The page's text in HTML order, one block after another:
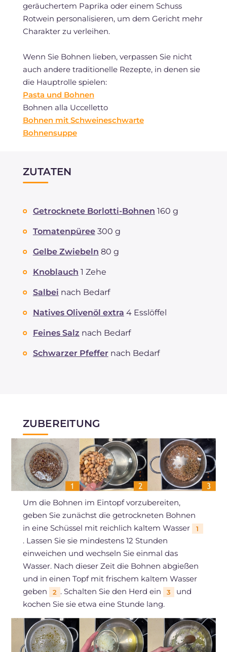
geräuchertem Paprika oder einem Schuss
Rotwein personalisieren, um dem Gericht mehr
Charakter zu verleihen.
Wenn Sie Bohnen lieben, verpassen Sie nicht
auch andere traditionelle Rezepte, in denen sie
die Hauptrolle spielen:
Pasta und Bohnen
Bohnen alla Uccelletto
Bohnen mit Schweineschwarte
Bohnensuppe
ZUTATEN
Getrocknete Borlotti-Bohnen 160 g
Tomatenpüree 300 g
Gelbe Zwiebeln 80 g
Knoblauch 1 Zehe
Salbei nach Bedarf
Natives Olivenöl extra 4 Esslöffel
Feines Salz nach Bedarf
Schwarzer Pfeffer nach Bedarf
ZUBEREITUNG
Um die Bohnen im Eintopf vorzubereiten,
geben Sie zunächst die getrockneten Bohnen
in eine Schüssel mit reichlich kaltem Wasser
1
. Lassen Sie sie mindestens 12 Stunden
einweichen und wechseln Sie einmal das
Wasser. Nach dieser Zeit die Bohnen abgießen
und in einen Topf mit frischem kaltem Wasser
geben
2 . Schalten Sie den Herd ein 3
und
kochen Sie sie etwa eine Stunde lang.